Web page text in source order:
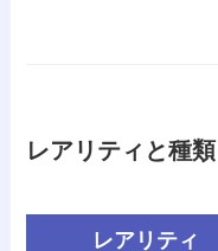
レアリティと種類
レアリティ